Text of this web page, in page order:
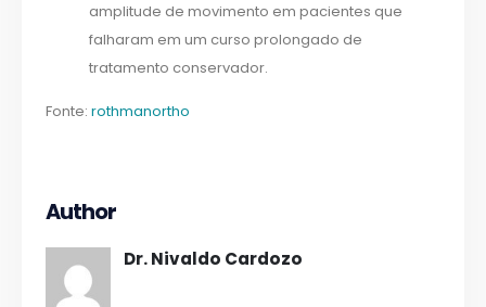
amplitude de movimento em pacientes que
falharam em um curso prolongado de
tratamento conservador.
Fonte:rothmanortho
Author
Dr. Nivaldo Cardozo